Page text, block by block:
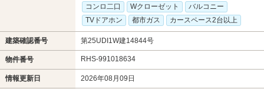
コンロ二口
Wクローゼット
バルコニー
TVドアホン
都市ガス カースペース2台以上
建築確認番号 第25UDI1W建14844号
物件番号 RHS-991018634
情報更新日 2026年08月09日